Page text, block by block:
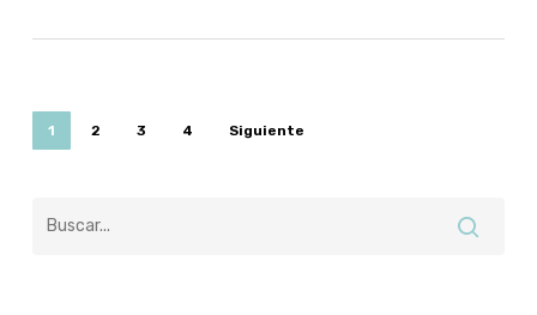
1 2 3 4 Siguiente